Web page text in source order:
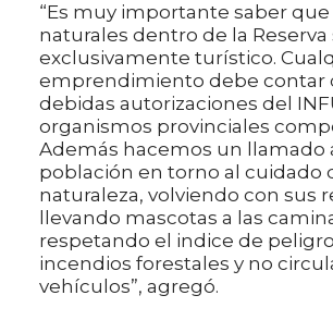
“Es muy importante saber que
naturales dentro de la Reserva
exclusivamente turístico.
emprendimiento debe contar
debidas autorizaciones del
organismos provinciales
Además hacemos un llamado
población en torno al cuidado
naturaleza, volviendo con sus
llevando mascotas a las
respetando el indice de
incendios forestales y no
vehículos”, agregó.